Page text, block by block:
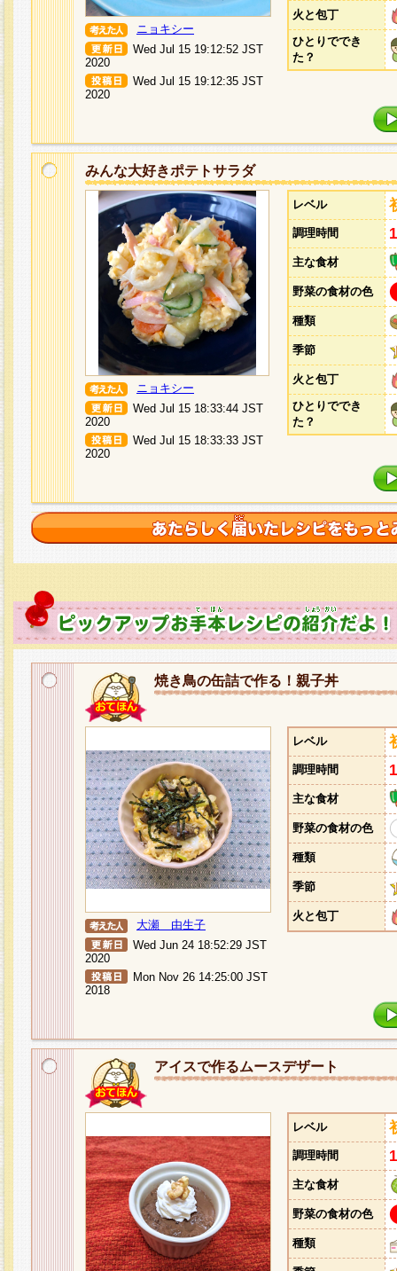
ニョキシー
Wed Jul 15 19:12:52 JST
2020
Wed Jul 15 19:12:35 JST
2020
火と包丁
ひとりででき
た？
みんな大好きポテトサラダ
ニョキシー
Wed Jul 15 18:33:44 JST
2020
Wed Jul 15 18:33:33 JST
2020
レベル
調理時間
主な食材
野菜の食材の色
種類
季節
火と包丁
ひとりででき
た？
焼き鳥の缶詰で作る！親子丼
大瀬 由生子
Wed Jun 24 18:52:29 JST
2020
Mon Nov 26 14:25:00 JST
2018
レベル
調理時間
主な食材
野菜の食材の色
種類
季節
火と包丁
アイスで作るムースデザート
レベル
調理時間
主な食材
野菜の食材の色
種類